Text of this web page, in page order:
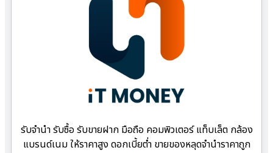
รับจำนำ รับซื้อ รับขายฝาก มือถือ คอมพิวเตอร์ แท็บเล็ต กล้อง
แบรนด์เนม ให้ราคาสูง ดอกเบี้ยต่ำ ขายของหลุดจำนำราคาถูก